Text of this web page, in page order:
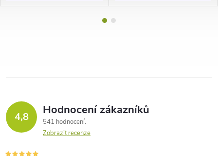
4,8 Hodnocení zákazníků
541 hodnocení
Zobrazit recenze